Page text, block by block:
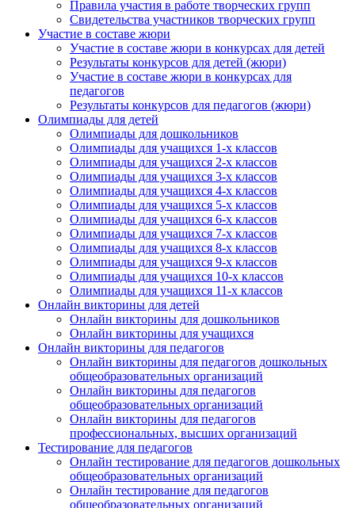
Правила участия в работе творческих групп
Свидетельства участников творческих групп
Участие в составе жюри
Участие в составе жюри в конкурсах для детей
Результаты конкурсов для детей (жюри)
Участие в составе жюри в конкурсах для
педагогов
Результаты конкурсов для педагогов (жюри)
Олимпиады для детей
Олимпиады для дошкольников
Олимпиады для учащихся 1-х классов
Олимпиады для учащихся 2-х классов
Олимпиады для учащихся 3-х классов
Олимпиады для учащихся 4-х классов
Олимпиады для учащихся 5-х классов
Олимпиады для учащихся 6-х классов
Олимпиады для учащихся 7-х классов
Олимпиады для учащихся 8-х классов
Олимпиады для учащихся 9-х классов
Олимпиады для учащихся 10-х классов
Олимпиады для учащихся 11-х классов
Онлайн викторины для детей
Онлайн викторины для дошкольников
Онлайн викторины для учащихся
Онлайн викторины для педагогов
Онлайн викторины для педагогов дошкольных
общеобразовательных организаций
Онлайн викторины для педагогов
общеобразовательных организаций
Онлайн викторины для педагогов
профессиональных, высших организаций
Тестирование для педагогов
Онлайн тестирование для педагогов дошкольных
общеобразовательных организаций
Онлайн тестирование для педагогов
общеобразовательных организаций